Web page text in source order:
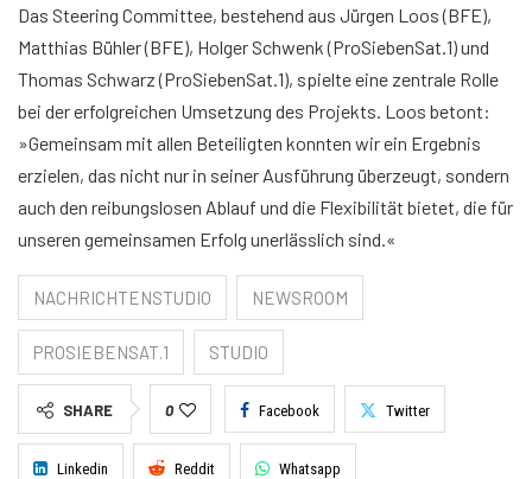
Das Steering Committee, bestehend aus Jürgen Loos (BFE),
Matthias Bühler (BFE), Holger Schwenk (ProSiebenSat.1) und
Thomas Schwarz (ProSiebenSat.1), spielte eine zentrale Rolle
bei der erfolgreichen Umsetzung des Projekts. Loos betont:
»Gemeinsam mit allen Beteiligten konnten wir ein Ergebnis
erzielen, das nicht nur in seiner Ausführung überzeugt, sondern
auch den reibungslosen Ablauf und die Flexibilität bietet, die für
unseren gemeinsamen Erfolg unerlässlich sind.«
NACHRICHTENSTUDIO NEWSROOM
PROSIEBENSAT.1 STUDIO
SHARE 0 Facebook Twitter
Linkedin Reddit Whatsapp